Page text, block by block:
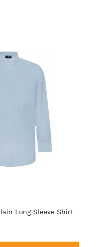
Long Sleeve Shirt